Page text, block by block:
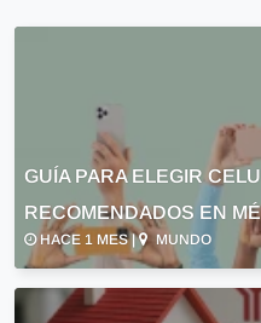
GUÍA PARA ELEGIR
RECOMENDADOS EN
HACE 1 MES | MUNDO